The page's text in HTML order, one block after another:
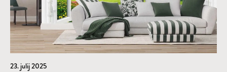
23. julij 2025